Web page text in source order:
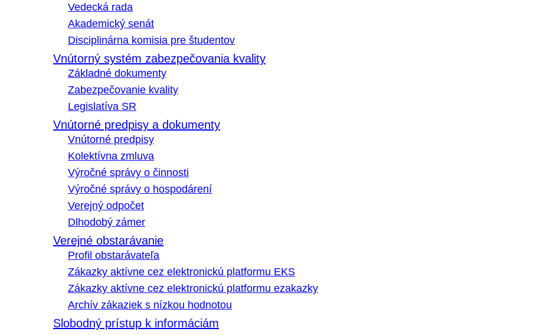
Vedecká rada
Akademický senát
Disciplinárna komisia pre študentov
Vnútorný systém zabezpečovania kvality
Základné dokumenty
Zabezpečovanie kvality
Legislatíva SR
Vnútorné predpisy a dokumenty
Vnútorné predpisy
Kolektívna zmluva
Výročné správy o činnosti
Výročné správy o hospodárení
Verejný odpočet
Dlhodobý zámer
Verejné obstarávanie
Profil obstarávateľa
Zákazky aktívne cez elektronickú platformu EKS
Zákazky aktívne cez elektronickú platformu ezakazky
Archív zákaziek s nízkou hodnotou
Slobodný prístup k informáciám